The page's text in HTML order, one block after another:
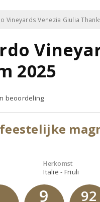
Vineyards Venezia Giulia
2025
beoordeling
Herkomst
Italië - Friuli
9 92